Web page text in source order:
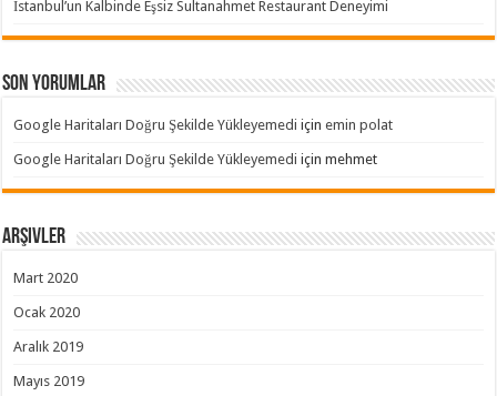
İstanbul’un Kalbinde Eşsiz Sultanahmet Restaurant Deneyimi
Son yorumlar
Google Haritaları Doğru Şekilde Yükleyemedi içinemin polat
Google Haritaları Doğru Şekilde Yükleyemedi içinmehmet
Arşivler
Mart 2020
Ocak 2020
Aralık 2019
Mayıs 2019